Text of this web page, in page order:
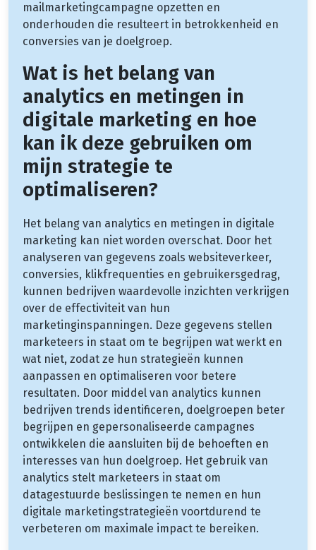
mailmarketingcampagne opzetten en
onderhouden die resulteert in betrokkenheid en
conversies van je doelgroep.
Wat is het belang van
analytics en metingen in
digitale marketing en hoe
kan ik deze gebruiken om
mijn strategie te
optimaliseren?
Het belang van analytics en metingen in digitale
marketing kan niet worden overschat. Door het
analyseren van gegevens zoals websiteverkeer,
conversies, klikfrequenties en gebruikersgedrag,
kunnen bedrijven waardevolle inzichten verkrijgen
over de effectiviteit van hun
marketinginspanningen. Deze gegevens stellen
marketeers in staat om te begrijpen wat werkt en
wat niet, zodat ze hun strategieën kunnen
aanpassen en optimaliseren voor betere
resultaten. Door middel van analytics kunnen
bedrijven trends identificeren, doelgroepen beter
begrijpen en gepersonaliseerde campagnes
ontwikkelen die aansluiten bij de behoeften en
interesses van hun doelgroep. Het gebruik van
analytics stelt marketeers in staat om
datagestuurde beslissingen te nemen en hun
digitale marketingstrategieën voortdurend te
verbeteren om maximale impact te bereiken.